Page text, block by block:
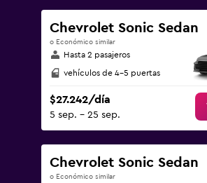
Chevrolet Sonic Sedan
o Económico similar
Hasta 2 pasajeros
vehículos de 4-5 puertas
$27.242/día
5 sep. - 25 sep.
Chevrolet Sonic Sedan
o Económico similar